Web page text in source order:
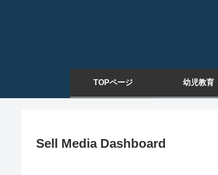
TOPページ 幼児教育
Sell Media Dashboard